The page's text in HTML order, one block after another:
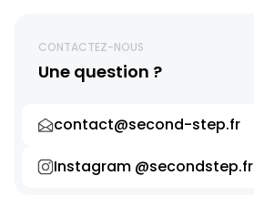
CONTACTEZ-NOUS
Une question ?
contact@second-step.fr
Instagram @secondstep.fr